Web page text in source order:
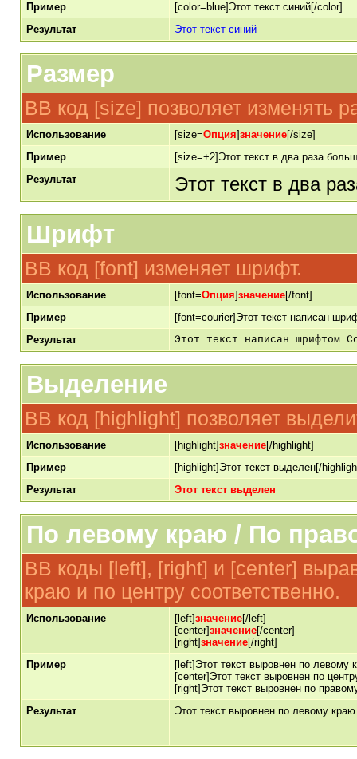
Пример
[color=blue]Этот текст синий[/color]
Результат
Этот текст синий
Размер
BB код [size] позволяет изменять
Использование [size=Опция]значение[/size]
Пример
[size=+2]Этот текст в два раза
Результат
Этот текст в два
Шрифт
BB код [font] изменяет шрифт.
Использование [font=Опция]значение[/font]
Пример
[font=courier]Этот текст написан
Результат
Этот текст написан шрифтом
Выделение
BB код [highlight] позволяет
Использование [highlight]значение[/highlight]
Пример
[highlight]Этот текст выделен[/
Результат
Этот текст выделен
По левому краю / По
BB коды [left], [right] и [center]
краю и по центру соответственно.
Использование [left]значение[/left]
[center]значение[/center]
[right]значение[/right]
Пример
[left]Этот текст выровнен по левому
[center]Этот текст выровнен по
[right]Этот текст выровнен по
Результат
Этот текст выровнен по левому краю